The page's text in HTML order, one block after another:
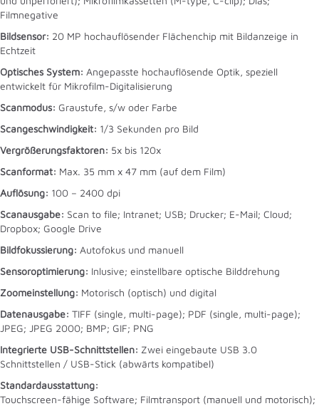
Filmnegative
Bildsensor: 20 MP hochauflösender Flächenchip mit Bildanzeige in
Echtzeit
Optisches System: Angepasste hochauflösende Optik, speziell
entwickelt für Mikrofilm-Digitalisierung
Scanmodus: Graustufe, s/w oder Farbe
Scangeschwindigkeit: 1/3 Sekunden pro Bild
Vergrößerungsfaktoren: 5x bis 120x
Scanformat: Max. 35 mm x 47 mm (auf dem Film)
Auflösung: 100 – 2400 dpi
Scanausgabe: Scan to file; Intranet; USB; Drucker; E-Mail; Cloud;
Dropbox; Google Drive
Bildfokussierung: Autofokus und manuell
Sensoroptimierung: Inlusive; einstellbare optische Bilddrehung
Zoomeinstellung: Motorisch (optisch) und digital
Datenausgabe: TIFF (single, multi-page); PDF (single, multi-page);
JPEG; JPEG 2000; BMP; GIF; PNG
Integrierte USB-Schnittstellen: Zwei eingebaute USB 3.0
Schnittstellen / USB-Stick (abwärts kompatibel)
Standardausstattung:
Touchscreen-fähige Software; Filmtransport (manuell und motorisch);